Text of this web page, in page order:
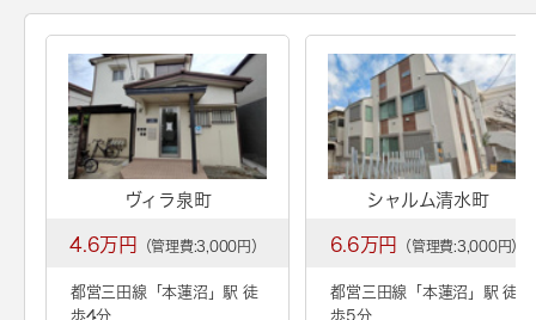
ヴィラ泉町
4.6万円 （管理費:3,000円）
都営三田線「本蓮沼 」駅 徒
歩4分
シャルム清水町
6.6万円 （管理費:3,000円）
都営三田線「 本蓮沼 」駅 徒
歩5分